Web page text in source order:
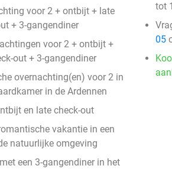
voor 2 + ontbijt + late
+ 3-gangendiner
voor 2 + ontbijt +
out + 3-gangendiner
overnachting(en) voor 2 in
in de Ardennen
en late check-out
vakantie in een
natuurlijke omgeving
een 3-gangendiner in het
tot
05